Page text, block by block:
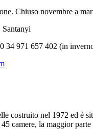
Chiuso novembre a
34 971 657 402 (in
costruito nel 1972 ed è
camere, la maggior